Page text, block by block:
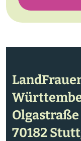
Olgastraße
70182